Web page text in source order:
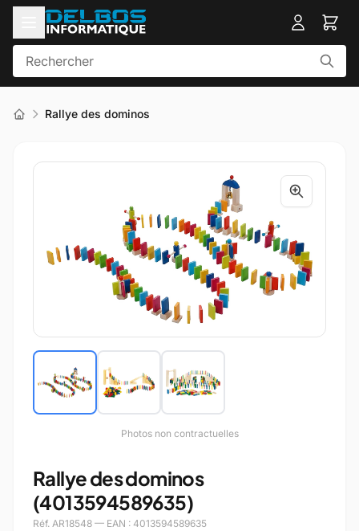
Rallye des dominos
Photos non contractuelles
Rallye des dominos
(4013594589635)
Réf. AR18548 — EAN : 4013594589635